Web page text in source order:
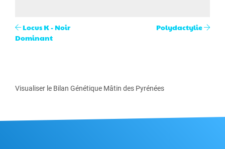
Locus K - Noir
Dominant
Polydactylie
Visualiser le Bilan Génétique Mâtin des Pyrénées